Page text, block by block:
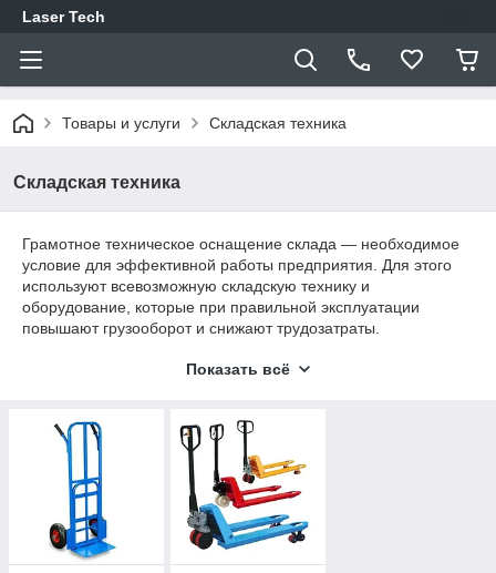
Laser Tech
Товары и услуги Складская техника
Складская техника
Грамотное техническое оснащение склада — необходимое
условие для эффективной работы предприятия. Для этого
используют всевозможную складскую технику и
оборудование, которые при правильной эксплуатации
повышают грузооборот и снижают трудозатраты.
— это, в большинстве своем,
складах основные подъемно-транспортные операции: захват
груза, его подъем, перемещение и выдачу. Такие устройства
также называют «складским подъемно-транспортным
оборудованием».
Показать всё